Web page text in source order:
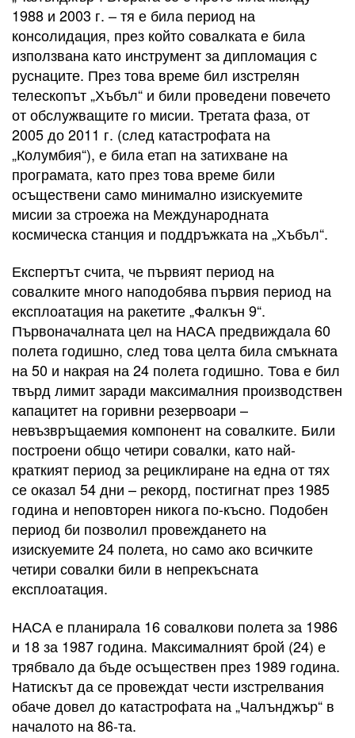
1988 и 2003 г. – тя е била период на
консолидация, през който совалката е била
използвана като инструмент за дипломация с
руснаците. През това време бил изстрелян
телескопът „Хъбъл“ и били проведени повечето
от обслужващите го мисии. Третата фаза, от
2005 до 2011 г. (след катастрофата на
„Колумбия“), е била етап на затихване на
програмата, като през това време били
осъществени само минимално изискуемите
мисии за строежа на Международната
космическа станция и поддръжката на „Хъбъл“.
Експертът счита, че първият период на
совалките много наподобява първия период на
експлоатация на ракетите „Фалкън 9“.
Първоначалната цел на НАСА предвиждала 60
полета годишно, след това целта била смъкната
на 50 и накрая на 24 полета годишно. Това е бил
твърд лимит заради максималния производствен
капацитет на горивни резервоари –
невъзвръщаемия компонент на совалките. Били
построени общо четири совалки, като най-
краткият период за рециклиране на една от тях
се оказал 54 дни – рекорд, постигнат през 1985
година и неповторен никога по-късно. Подобен
период би позволил провеждането на
изискуемите 24 полета, но само ако всичките
четири совалки били в непрекъсната
експлоатация.
НАСА е планирала 16 совалкови полета за 1986
и 18 за 1987 година. Максималният брой (24) е
трябвало да бъде осъществен през 1989 година.
Натискът да се провеждат чести изстрелвания
обаче довел до катастрофата на „Чалънджър“ в
началото на 86-та.